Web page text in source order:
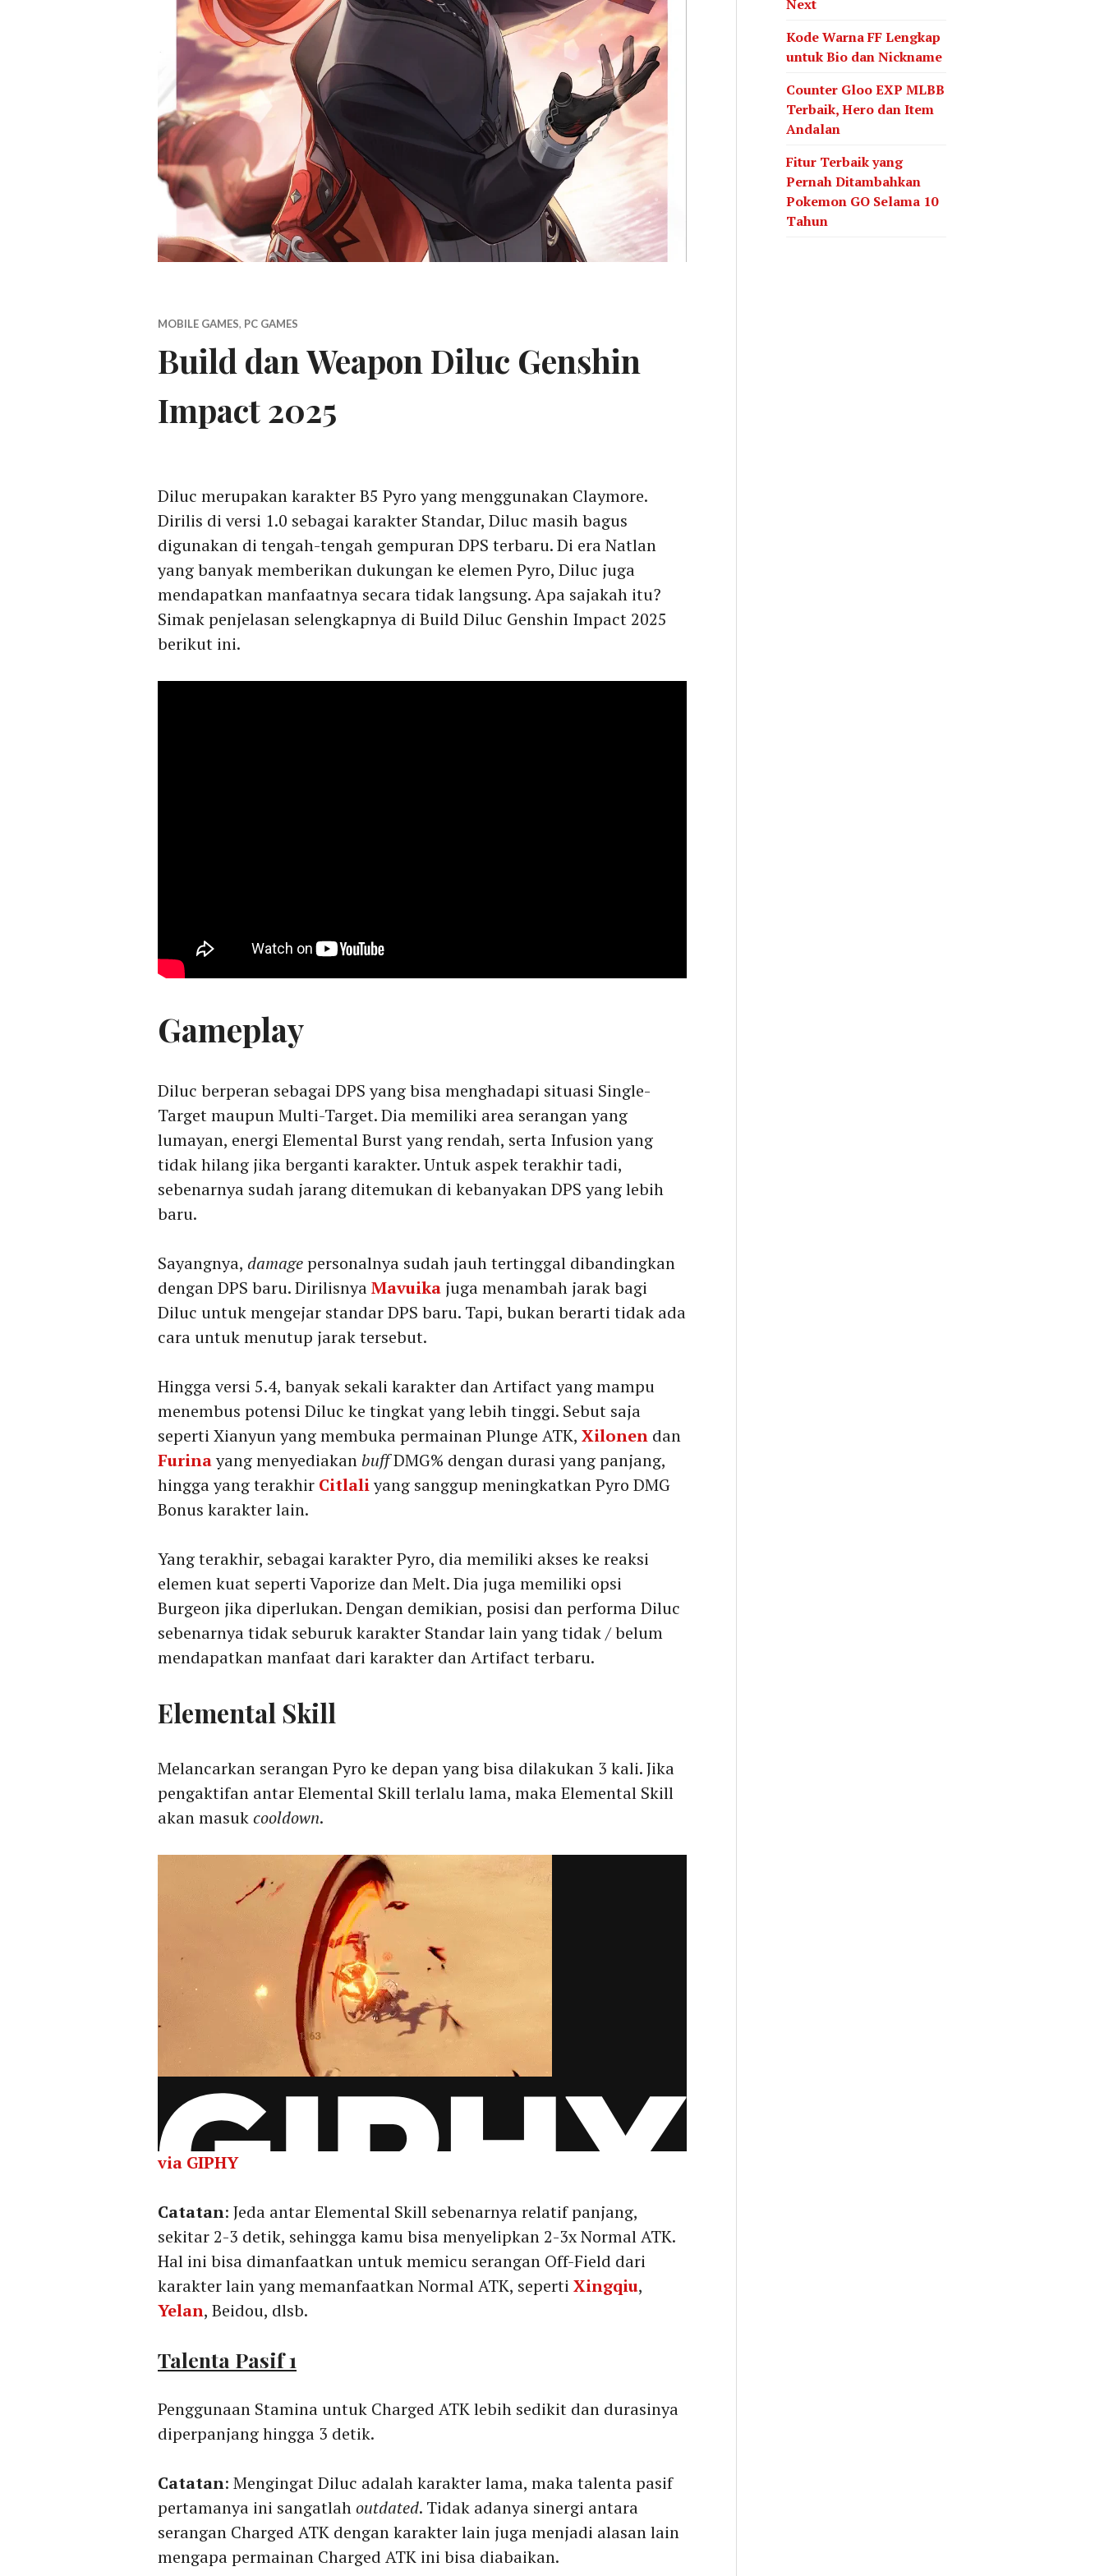
MOBILE GAMES, PC GAMES
Build dan Weapon Diluc Genshin
Impact 2025
Diluc merupakan karakter B5 Pyro yang menggunakan Claymore.
Dirilis di versi 1.0 sebagai karakter Standar, Diluc masih bagus
digunakan di tengah-tengah gempuran DPS terbaru. Di era Natlan
yang banyak memberikan dukungan ke elemen Pyro, Diluc juga
mendapatkan manfaatnya secara tidak langsung. Apa sajakah itu?
Simak penjelasan selengkapnya di Build Diluc Genshin Impact 2025
berikut ini.
Gameplay
Diluc berperan sebagai DPS yang bisa menghadapi situasi Single-
Target maupun Multi-Target. Dia memiliki area serangan yang
lumayan, energi Elemental Burst yang rendah, serta Infusion yang
tidak hilang jika berganti karakter. Untuk aspek terakhir tadi,
sebenarnya sudah jarang ditemukan di kebanyakan DPS yang lebih
baru.
Sayangnya, damagepersonalnya sudah jauh tertinggal dibandingkan
dengan DPS baru. DirilisnyaMavuika juga menambah jarak bagi
Diluc untuk mengejar standar DPS baru. Tapi, bukan berarti tidak ada
cara untuk menutup jarak tersebut.
Hingga versi 5.4, banyak sekali karakter dan Artifact yang mampu
menembus potensi Diluc ke tingkat yang lebih tinggi. Sebut saja
seperti Xianyun yang membuka permainan Plunge ATK, Xilonen dan
Furinayang menyediakanbuffDMG% dengan durasi yang panjang,
hingga yang terakhir Citlaliyang sanggup meningkatkan Pyro DMG
Bonus karakter lain.
Yang terakhir, sebagai karakter Pyro, dia memiliki akses ke reaksi
elemen kuat seperti Vaporize dan Melt. Dia juga memiliki opsi
Burgeon jika diperlukan. Dengan demikian, posisi dan performa Diluc
sebenarnya tidak seburuk karakter Standar lain yang tidak / belum
mendapatkan manfaat dari karakter dan Artifact terbaru.
Elemental Skill
Melancarkan serangan Pyro ke depan yang bisa dilakukan 3 kali. Jika
pengaktifan antar Elemental Skill terlalu lama, maka Elemental Skill
akan masukcooldown.
via GIPHY
Catatan: Jeda antar Elemental Skill sebenarnya relatif panjang,
sekitar 2-3 detik, sehingga kamu bisa menyelipkan 2-3x Normal ATK.
Hal ini bisa dimanfaatkan untuk memicu serangan Off-Field dari
karakter lain yang memanfaatkan Normal ATK, seperti Xingqiu,
Yelan, Beidou, dlsb.
Talenta Pasif 1
Penggunaan Stamina untuk Charged ATK lebih sedikit dan durasinya
diperpanjang hingga 3 detik.
Catatan: Mengingat Diluc adalah karakter lama, maka talenta pasif
pertamanya ini sangatlahoutdated. Tidak adanya sinergi antara
serangan Charged ATK dengan karakter lain juga menjadi alasan lain
mengapa permainan Charged ATK ini bisa diabaikan.
Next
Kode Warna FF Lengkap
untuk Bio dan Nickname
Counter Gloo EXP MLBB
Terbaik, Hero dan Item
Andalan
Fitur Terbaik yang
Pernah Ditambahkan
Pokemon GO Selama 10
Tahun